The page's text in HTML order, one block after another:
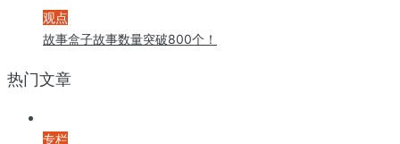
观点
故事盒子故事数量突破800个！
热门文章
专栏